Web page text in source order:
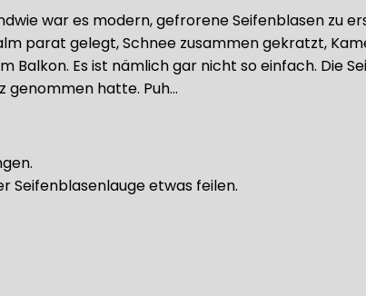
war es modern, gefrorene Seifenblasen zu
parat gelegt, Schnee zusammen gekratzt,
Es ist nämlich gar nicht so einfach. Die
genommen hatte. Puh…
Seifenblasenlauge etwas feilen.